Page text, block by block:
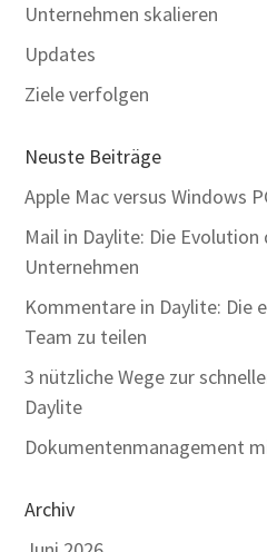
Unternehmen skalieren
Updates
Ziele verfolgen
Neuste Beiträge
Apple Mac versus Windows
Mail in Daylite: Die
Unternehmen
Kommentare in Daylite: Die
Team zu teilen
3 nützliche Wege zur
Daylite
Dokumentenmanagement
Archiv